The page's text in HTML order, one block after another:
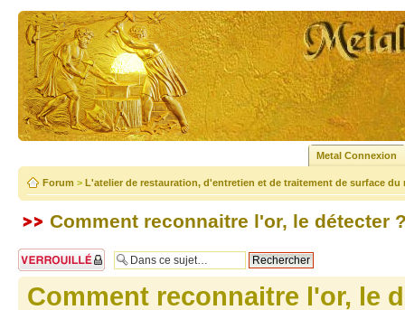
Metal Connexion
Forum > L'atelier de restauration, d'entretien et de traitement de surface du
Comment reconnaitre l'or, le détecter
Sujet verrouillé
Comment reconnaitre l'or, le